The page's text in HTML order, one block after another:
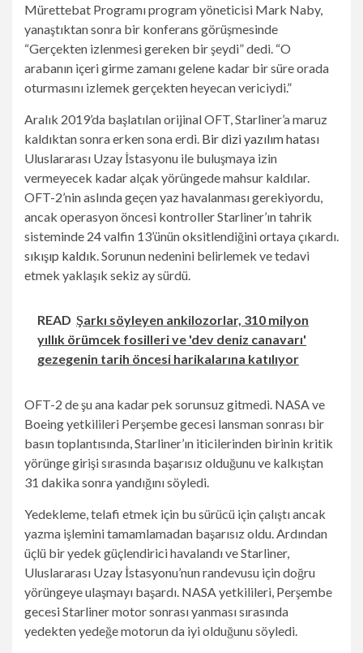
Mürettebat Programı program yöneticisi Mark Naby,
yanaştıktan sonra bir konferans görüşmesinde
“Gerçekten izlenmesi gereken bir şeydi” dedi. “O
arabanın içeri girme zamanı gelene kadar bir süre orada
oturmasını izlemek gerçekten heyecan vericiydi.”
Aralık 2019’da başlatılan orijinal OFT, Starliner’a maruz
kaldıktan sonra erken sona erdi. Bir dizi yazılım hatası
Uluslararası Uzay İstasyonu ile buluşmaya izin
vermeyecek kadar alçak yörüngede mahsur kaldılar.
OFT-2’nin aslında geçen yaz havalanması gerekiyordu,
ancak operasyon öncesi kontroller Starliner’ın tahrik
sisteminde 24 valfin 13’ünün oksitlendiğini ortaya çıkardı.
sıkışıp kaldık. Sorunun nedenini belirlemek ve tedavi
etmek yaklaşık sekiz ay sürdü.
READ Şarkı söyleyen ankilozorlar, 310 milyon
yıllık örümcek fosilleri ve 'dev deniz canavarı'
gezegenin tarih öncesi harikalarına katılıyor
OFT-2 de şu ana kadar pek sorunsuz gitmedi. NASA ve
Boeing yetkilileri Perşembe gecesi lansman sonrası bir
basın toplantısında, Starliner’ın iticilerinden birinin kritik
yörünge girişi sırasında başarısız olduğunu ve kalkıştan
31 dakika sonra yandığını söyledi.
Yedekleme, telafi etmek için bu sürücü için çalıştı ancak
yazma işlemini tamamlamadan başarısız oldu. Ardından
üçlü bir yedek güçlendirici havalandı ve Starliner,
Uluslararası Uzay İstasyonu’nun randevusu için doğru
yörüngeye ulaşmayı başardı. NASA yetkilileri, Perşembe
gecesi Starliner motor sonrası yanması sırasında
yedekten yedeğe motorun da iyi olduğunu söyledi.